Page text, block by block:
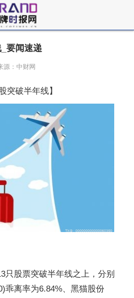
要闻速递
源：中财网
突破半年线】
只股票突破半年线之上，分别
乖离率为6.84%、黑猫股份